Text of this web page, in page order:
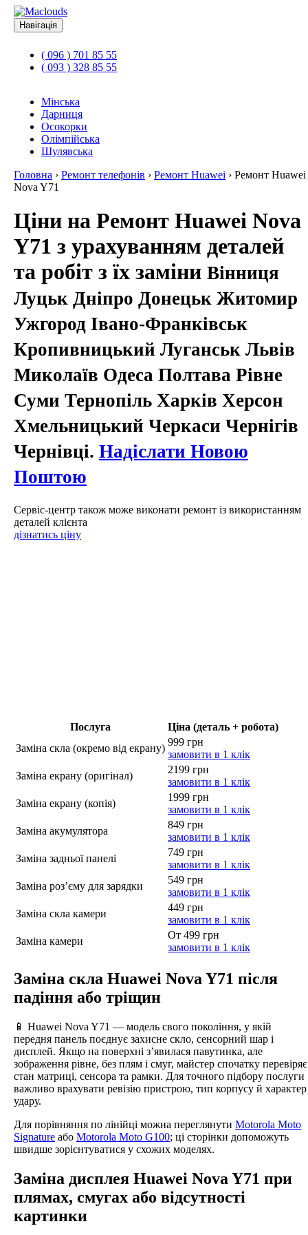
Навігація
( 096 ) 701 85 55
( 093 ) 328 85 55
Мінська
Дарниця
Осокорки
Олімпійська
Шулявська
Головна › Ремонт телефонів › Ремонт Huawei › Ремонт Huawei
Nova Y71
Ціни на Ремонт Huawei Nova
Y71 з урахуванням деталей
та робіт з їх заміни Вінниця
Луцьк Дніпро Донецьк Житомир
Ужгород Івано-Франківськ
Кропивницький Луганськ Львів
Миколаїв Одеса Полтава Рівне
Суми Тернопіль Харків Херсон
Хмельницький Черкаси Чернігів
Чернівці. Надіслати Новою
Поштою
Сервіс-центр також може виконати ремонт із використанням
деталей клієнта
дізнатись ціну
Послуга
Ціна (деталь + робота)
Заміна скла (окремо від екрану)
999 грн
замовити в 1 клік
Заміна екрану (оригінал)
2199 грн
замовити в 1 клік
Заміна екрану (копія)
1999 грн
замовити в 1 клік
Заміна акумулятора
849 грн
замовити в 1 клік
Заміна задньої панелі
749 грн
замовити в 1 клік
Заміна роз’єму для зарядки
549 грн
замовити в 1 клік
Заміна скла камери
449 грн
замовити в 1 клік
Заміна камери
От 499 грн
замовити в 1 клік
Заміна скла Huawei Nova Y71 після
падіння або тріщин
📱 Huawei Nova Y71 — модель свого покоління, у якій
передня панель поєднує захисне скло, сенсорний шар і
дисплей. Якщо на поверхні з’явилася павутинка, але
зображення рівне, без плям і смуг, майстер спочатку перевіряє
стан матриці, сенсора та рамки. Для точного підбору послуги
важливо врахувати ревізію пристрою, тип корпусу й характер
удару.
Для порівняння по лінійці можна переглянути Motorola Moto
Signature або Motorola Moto G100; ці сторінки допоможуть
швидше зорієнтуватися у схожих моделях.
Заміна дисплея Huawei Nova Y71 при
плямах, смугах або відсутності
картинки